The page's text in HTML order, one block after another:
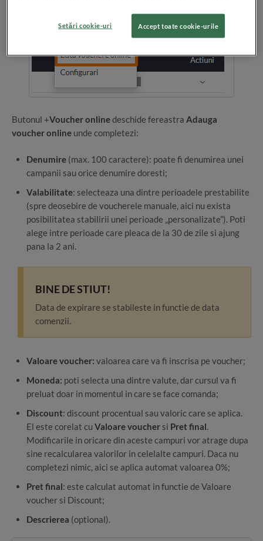
Butonul +Voucher onlinedeschide fereastra Adauga
voucher online unde completezi:
Denumire (max. 100 caractere): poate fi denumirea unei
campanii sau orice denumire doresti;
Valabilitate: selecteaza una dintre perioadele prestabilite
(spre deosebire de voucherele manuale, aici nu exista
posibilitatea stabilirii unei perioade „personalizate”). Poti
alege intre perioade care pleaca de la 30 de zile si ajung
pana la 2 ani.
BINE DE STIUT!
Data de expirare se stabileste in functie de data
comenzii.
Valoare voucher: valoarea care va fi inscrisa pe voucher;
Moneda: poti selecta una dintre valute, dar cursul va fi
preluat doar in momentul in care se face comanda;
Discount: discount procentual sau valoric care se aplica.
El este corelat cu Valoare voucher si Pret final.
Modificarile in oricare din aceste campuri vor atrage dupa
sine recalcularea valorilor in celelalte campuri. Daca nu
completezi nimic, aici se aplica automat valoarea 0%;
Pret final: este calculat automat in functie de Valoare
voucher si Discount;
Descrierea (optional).
Accept toate cookie-urile
Setări cookie-uri